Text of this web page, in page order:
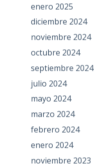
enero 2025
diciembre 2024
noviembre 2024
octubre 2024
septiembre 2024
julio 2024
mayo 2024
marzo 2024
febrero 2024
enero 2024
noviembre 2023